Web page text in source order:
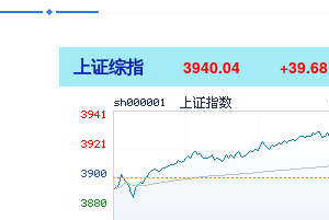
上证综指 3940.04 +39.68